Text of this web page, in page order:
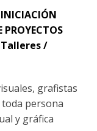
PROYECTOS
/
grafistas
persona
y gráfica